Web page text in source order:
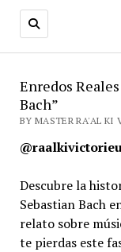
Enredos
Bach”
BY MASTER RA'AL KI
Descubre la
Sebastian Bach
relato sobre
te pierdas este